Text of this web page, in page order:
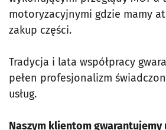
motoryzacyjnymi gdzie mamy
zakup części.
Tradycja i lata współpracy
pełen profesjonalizm
usług.
Naszym klientom gwarantujemy